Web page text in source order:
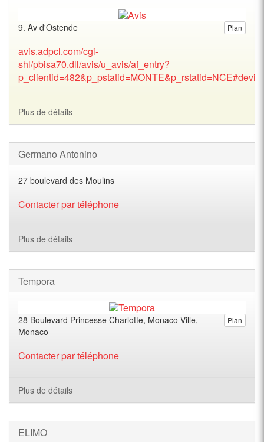
Plan
9. Av d'Ostende
avis.adpcl.com/cgi-
shl/pbisa70.dll/avis/u_avis/af_entry?
p_clientid=482&p_pstatid=MONTE&p_rstatid=NCE#devis
Plus de détails
Germano Antonino
27 boulevard des Moulins
Contacter par téléphone
Plus de détails
Tempora
Plan
28 Boulevard Princesse Charlotte, Monaco-Ville,
Monaco
Contacter par téléphone
Plus de détails
ELIMO